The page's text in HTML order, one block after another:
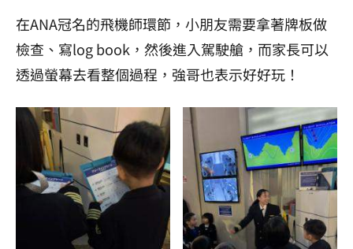
在ANA冠名的飛機師環節，小朋友需要拿著牌板做
檢查、寫log book，然後進入駕駛艙，而家長可以
透過螢幕去看整個過程，強哥也表示好好玩！